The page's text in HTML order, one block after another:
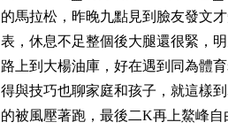
的馬拉松，昨晚九點見到臉友發文
表，休息不足整個後大腿還很緊，
路上到大楊油庫，好在遇到同為體
得與技巧也聊家庭和孩子，就這樣
的被風壓著跑，最後二K再上鰲峰